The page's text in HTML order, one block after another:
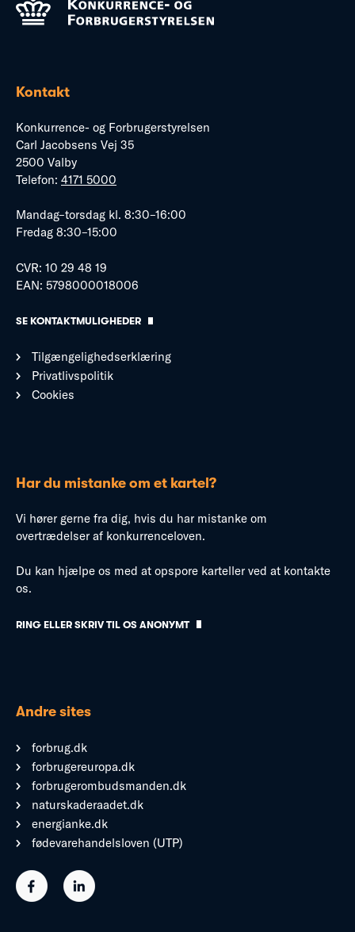
Kontakt
Konkurrence- og Forbrugerstyrelsen
Carl Jacobsens Vej 35
2500 Valby
Telefon: 4171 5000
Mandag–torsdag kl. 8:30–16:00
Fredag 8:30–15:00
CVR: 10 29 48 19
EAN: 5798000018006
SE KONTAKTMULIGHEDER
Tilgængelighedserklæring
Privatlivspolitik
Cookies
Har du mistanke om et kartel?
Vi hører gerne fra dig, hvis du har mistanke om
overtrædelser af konkurrenceloven.
Du kan hjælpe os med at opspore karteller ved at kontakte
os.
RING ELLER SKRIV TIL OS ANONYMT
Andre sites
forbrug.dk
forbrugereuropa.dk
forbrugerombudsmanden.dk
naturskaderaadet.dk
energianke.dk
fødevarehandelsloven (UTP)